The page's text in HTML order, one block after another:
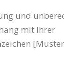
und
mit Ihrer